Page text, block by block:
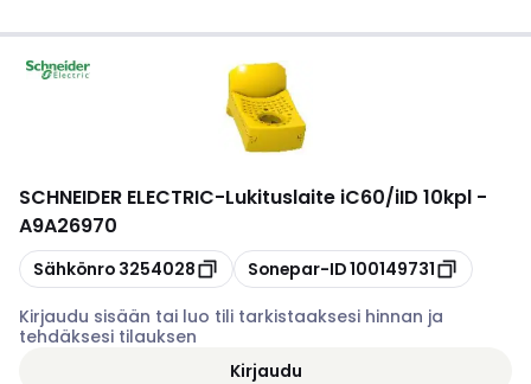
SCHNEIDER ELECTRIC-Lukituslaite iC60/iID 10kpl -
A9A26970
Kopioi
Sähkönro 3254028 Kopioi
Sonepar-ID100149731
Kirjaudu sisään tai luo tili tarkistaaksesi hinnan ja
tehdäksesi tilauksen
Kirjaudu